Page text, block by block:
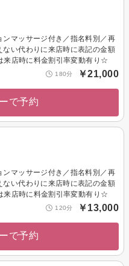
マッサージ付き／指名料別／再
い代わりに来店時に表記の金額
来店時に料金割引率変動有り☆
180分 ￥21,000
で予約
マッサージ付き／指名料別／再
い代わりに来店時に表記の金額
来店時に料金割引率変動有り☆
120分 ￥13,000
で予約